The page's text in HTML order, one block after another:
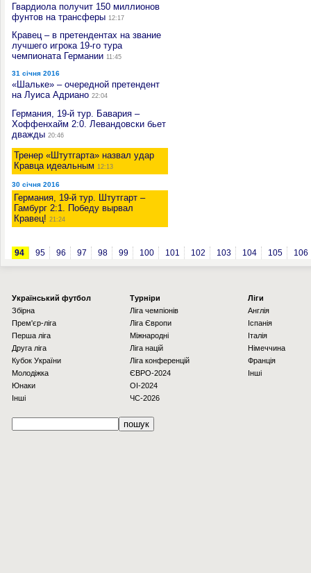
Гвардиола получит 150 миллионов
фунтов на трансферы 12:17
Кравец – в претендентах на звание
лучшего игрока 19-го тура
чемпионата Германии 11:45
31 січня 2016
«Шальке» – очередной претендент
на Луиса Адриано 22:04
Германия, 19-й тур. Бавария –
Хоффенхайм 2:0. Левандовски бьет
дважды 20:46
Тренер «Штутгарта» назвал удар
Кравца идеальным 12:13
30 січня 2016
Германия, 19-й тур. Штутгарт –
Гамбург 2:1. Победу вырвал
Кравец! 21:24
94 95 96 97 98 99 100 101 102 103 104 105 106
Українcький футбол
Збірна
Прем'єр-ліга
Перша ліга
Друга ліга
Кубок України
Молодіжка
Юнаки
Інші
Турніри
Ліга чемпіонів
Ліга Європи
Міжнародні
Ліга націй
Ліга конференцій
ЄВРО-2024
OI-2024
ЧС-2026
Ліги
Англія
Іспанія
Італія
Німеччина
Франція
Інші